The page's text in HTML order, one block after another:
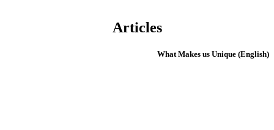
Articles
(English) What Makes us Unique